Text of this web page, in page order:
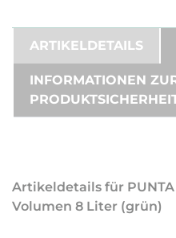
ARTIKELDETAILS
INFORMATIONEN
Artikeldetails für
Volumen 8 Liter (grün)